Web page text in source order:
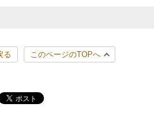
る このページのTOPへ